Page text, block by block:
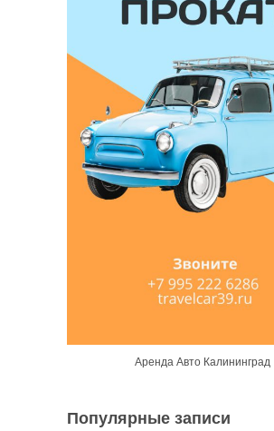
Аренда Авто Калининград
Популярные записи